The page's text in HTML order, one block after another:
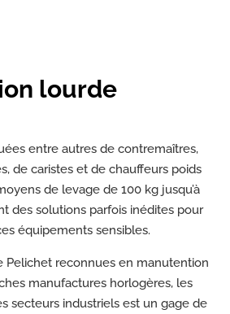
lourde
entre autres de contremaîtres,
de caristes et de chauffeurs poids
de levage de 100 kg jusqu’à
des solutions parfois inédites pour
équipements sensibles.
Pelichet reconnues en manutention
manufactures horlogères, les
secteurs industriels est un gage de